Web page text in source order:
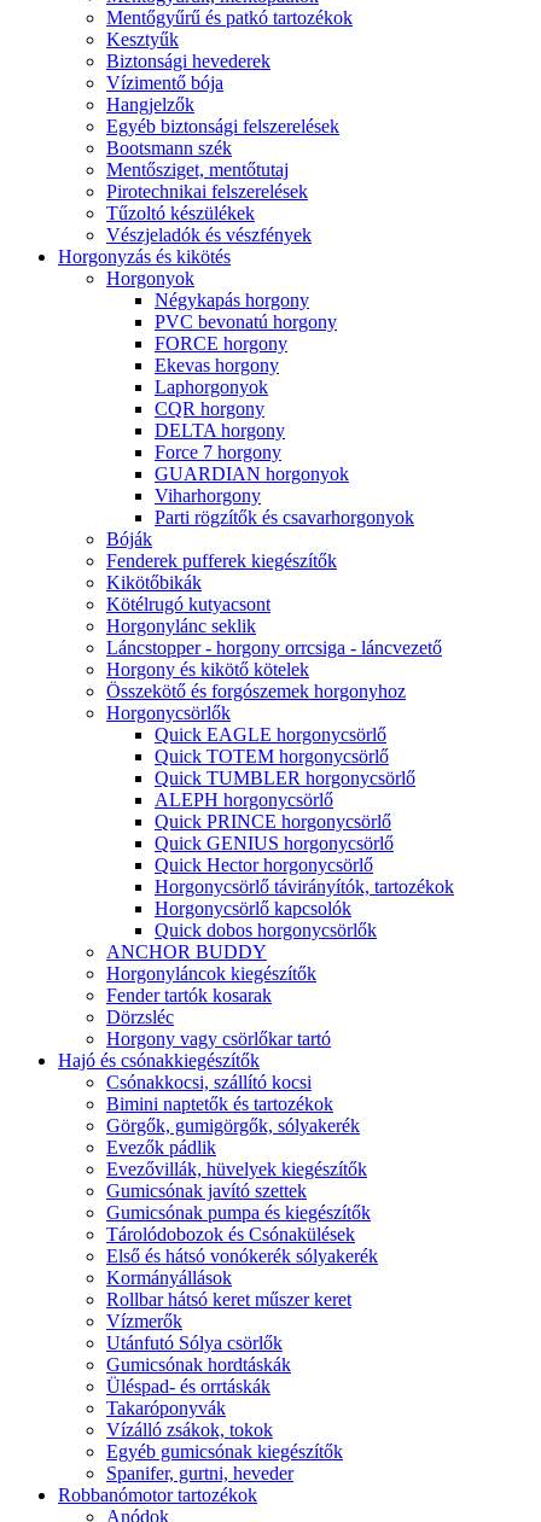
Mentőgyűrű és patkó tartozékok
Kesztyűk
Biztonsági hevederek
Vízimentő bója
Hangjelzők
Egyéb biztonsági felszerelések
Bootsmann szék
Mentősziget, mentőtutaj
Pirotechnikai felszerelések
Tűzoltó készülékek
Vészjeladók és vészfények
Horgonyzás és kikötés
Horgonyok
Négykapás horgony
PVC bevonatú horgony
FORCE horgony
Ekevas horgony
Laphorgonyok
CQR horgony
DELTA horgony
Force 7 horgony
GUARDIAN horgonyok
Viharhorgony
Parti rögzítők és csavarhorgonyok
Bóják
Fenderek pufferek kiegészítők
Kikötőbikák
Kötélrugó kutyacsont
Horgonylánc seklik
Láncstopper - horgony orrcsiga - láncvezető
Horgony és kikötő kötelek
Összekötő és forgószemek horgonyhoz
Horgonycsörlők
Quick EAGLE horgonycsörlő
Quick TOTEM horgonycsörlő
Quick TUMBLER horgonycsörlő
ALEPH horgonycsörlő
Quick PRINCE horgonycsörlő
Quick GENIUS horgonycsörlő
Quick Hector horgonycsörlő
Horgonycsörlő távirányítók, tartozékok
Horgonycsörlő kapcsolók
Quick dobos horgonycsörlők
ANCHOR BUDDY
Horgonyláncok kiegészítők
Fender tartók kosarak
Dörzsléc
Horgony vagy csörlőkar tartó
Hajó és csónakkiegészítők
Csónakkocsi, szállító kocsi
Bimini naptetők és tartozékok
Görgők, gumigörgők, sólyakerék
Evezők pádlik
Evezővillák, hüvelyek kiegészítők
Gumicsónak javító szettek
Gumicsónak pumpa és kiegészítők
Tárolódobozok és Csónakülések
Első és hátsó vonókerék sólyakerék
Kormányállások
Rollbar hátsó keret műszer keret
Vízmerők
Utánfutó Sólya csörlők
Gumicsónak hordtáskák
Üléspad- és orrtáskák
Takaróponyvák
Vízálló zsákok, tokok
Egyéb gumicsónak kiegészítők
Spanifer, gurtni, heveder
Robbanómotor tartozékok
Anódok